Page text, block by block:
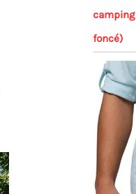
foncé)